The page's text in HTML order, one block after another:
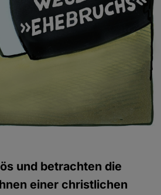
und betrachten die
einer christlichen